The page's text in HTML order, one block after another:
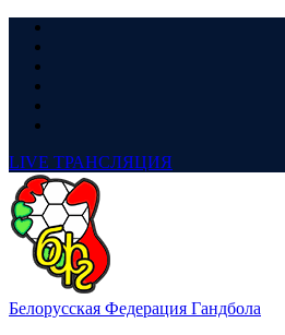
LIVE ТРАНСЛЯЦИЯ
Белорусская Федерация Гандбола